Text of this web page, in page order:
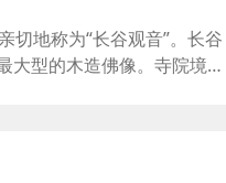
keys
to
切地称为“长谷观音”。长谷
大型的木造佛像。寺院境内
还可以观赏到红叶，在这长